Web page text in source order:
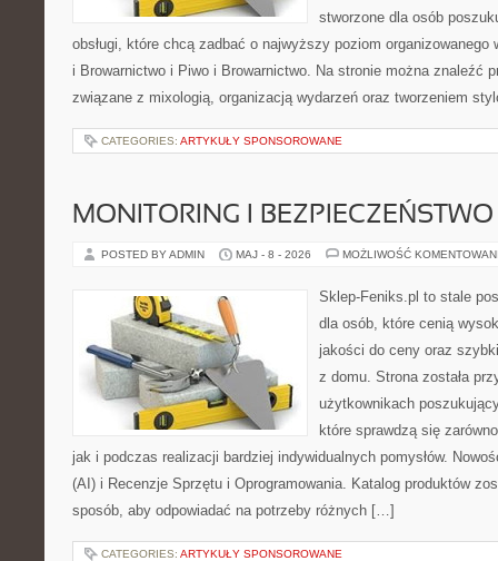
stworzone dla osób
obsługi, które chcą zadbać o najwyższy poziom organizowanego
i Browarnictwo i Piwo i Browarnictwo. Na stronie można znaleźć
związane z mixologią, organizacją wydarzeń oraz tworzeniem
CATEGORIES: ARTYKUŁY SPONSOROWANE
MONITORING I
POSTED BY ADMIN MAJ - 8 - 2026 MOŻLIWOŚĆ
Sklep-Feniks.pl to stale
dla osób, które cenią
jakości do ceny oraz
z domu. Strona została
użytkownikach
które sprawdzą się
jak i podczas realizacji bardziej indywidualnych pomysłów.
(AI) i Recenzje Sprzętu i Oprogramowania. Katalog produktów
sposób, aby odpowiadać na potrzeby różnych […]
CATEGORIES: ARTYKUŁY SPONSOROWANE